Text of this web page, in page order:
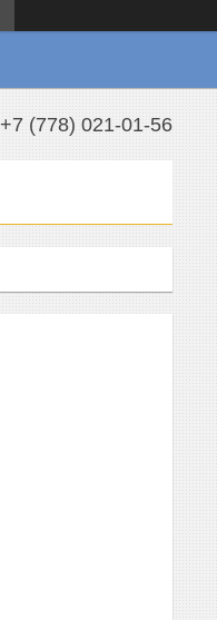
+7 (778) 021-01-56